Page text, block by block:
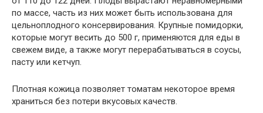
по массе, часть из них может быть использована для
цельноплодного консервирования. Крупные помидорки,
которые могут весить до 500 г, применяются для еды в
свежем виде, а также могут перерабатываться в соусы,
пасту или кетчуп.
Плотная кожица позволяет томатам некоторое время
храниться без потери вкусовых качеств.